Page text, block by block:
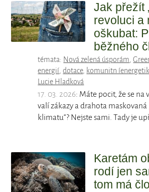
Jak přežít
revoluci a
oškubat:
běžného
témata: Nová zelená úsporám,
energií,dotace, komunitn
Lucie Hladková
17. 03. 2026: Máte pocit, že se na
valí zákazy a drahota maskovaná
klimatu“? Nejste sami. Tady je
Karetám
rodí jen
tom má